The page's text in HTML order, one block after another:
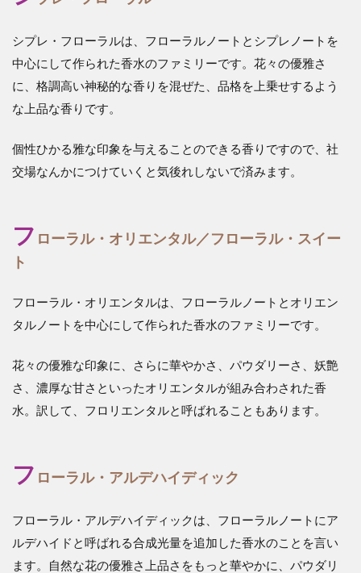
シプレ・フローラルは、フローラルノートとシプレノートを
中心にして作られた香水のファミリーです。花々の優雅さ
に、格調高い神秘的な香りを混ぜた、品格を上乗せするよう
な上品な香りです。
個性ひかる雅な印象を与えることのできる香りですので、社
交場なんかにつけていくと気後れしないで済みます。
フ ローラル・オリエンタル／フローラル・スイー
ト
フローラル・オリエンタルは、フローラルノートとオリエン
タルノートを中心にして作られた香水のファミリーです。
花々の優雅な印象に、さらに華やかさ、パウダリーさ、妖艶
さ、濃厚な甘さといったオリエンタルが組み合わされた香
水。訳して、フロリエンタルと呼ばれることもあります。
フ ローラル・アルデハイディック
フローラル・アルデハイディックは、フローラルノートにア
ルデハイドと呼ばれる合成光量を追加した香水のことを言い
ます。自然な花の優雅さ上品さをもっと華やかに、パウダリ